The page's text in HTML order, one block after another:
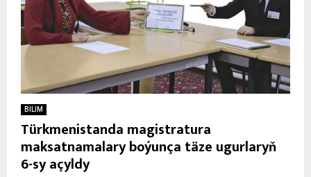
BILIM
Türkmenistanda magistratura
maksatnamalary boýunça täze ugurlaryň
6-sy açyldy